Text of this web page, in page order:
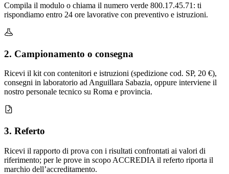
Compila il modulo o chiama il numero verde 800.17.45.71: ti
rispondiamo entro 24 ore lavorative con preventivo e istruzioni.
2. Campionamento o consegna
Ricevi il kit con contenitori e istruzioni (spedizione cod. SP, 20 €),
consegni in laboratorio ad Anguillara Sabazia, oppure interviene il
nostro personale tecnico su Roma e provincia.
3. Referto
Ricevi il rapporto di prova con i risultati confrontati ai valori di
riferimento; per le prove in scopo ACCREDIA il referto riporta il
marchio dell’accreditamento.